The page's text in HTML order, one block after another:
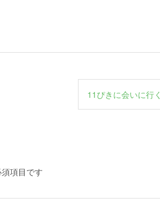
11ぴきに会いに行く
項目です